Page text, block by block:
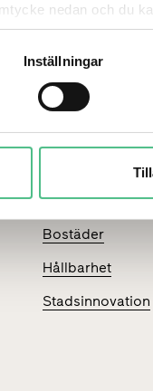
nedan och du
genom att
Inställningar
Vi
städer
Stadsutveckling
Bostäder
Hållbarhet
Stadsinnovation